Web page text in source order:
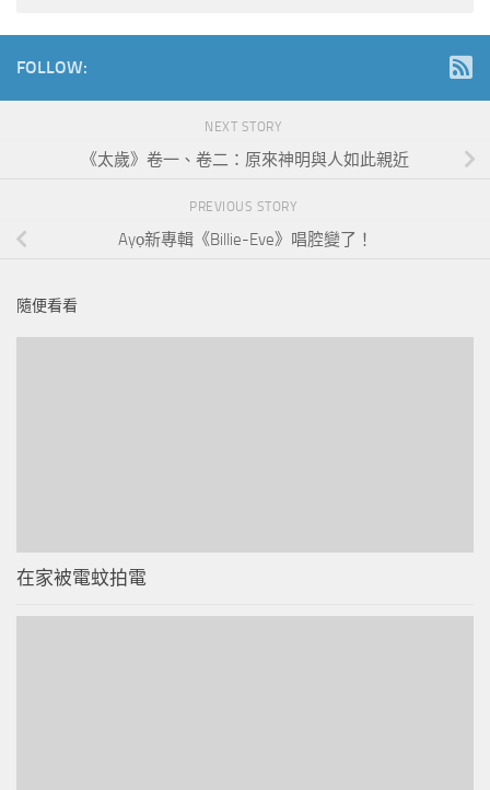
FOLLOW:
NEXT STORY
《太歲》卷一、卷二：原來神明與人如此親近
PREVIOUS STORY
Ayọ新專輯《Billie-Eve》唱腔變了！
隨便看看
在家被電蚊拍電